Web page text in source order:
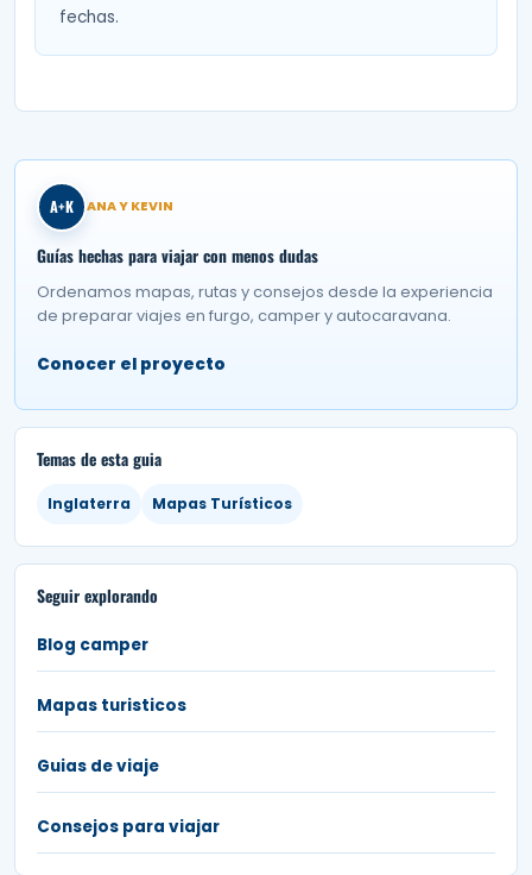
fechas.
A+K ANA Y KEVIN
Guías hechas para viajar con menos dudas
Ordenamos mapas, rutas y consejos desde la experiencia
de preparar viajes en furgo, camper y autocaravana.
Conocer el proyecto
Temas de esta guia
Inglaterra Mapas Turísticos
Seguir explorando
Blog camper
Mapas turisticos
Guias de viaje
Consejos para viajar